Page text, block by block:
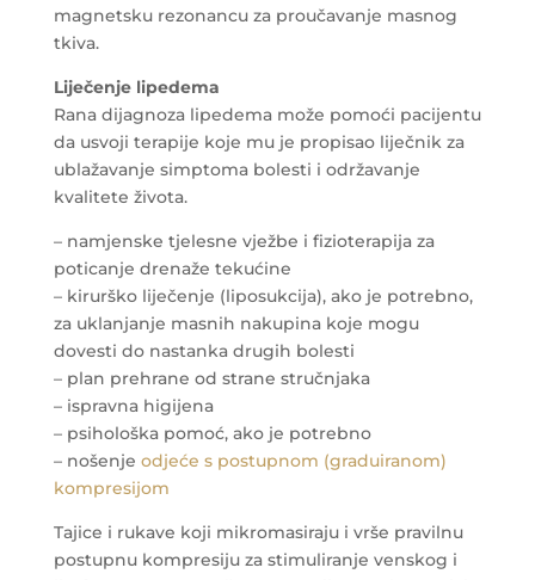
magnetsku rezonancu za proučavanje masnog
tkiva.
Liječenje lipedema
Rana dijagnoza lipedema može pomoći pacijentu
da usvoji terapije koje mu je propisao liječnik za
ublažavanje simptoma bolesti i održavanje
kvalitete života.
– namjenske tjelesne vježbe i fizioterapija za
poticanje drenaže tekućine
– kirurško liječenje (liposukcija), ako je potrebno,
za uklanjanje masnih nakupina koje mogu
dovesti do nastanka drugih bolesti
– plan prehrane od strane stručnjaka
– ispravna higijena
– psihološka pomoć, ako je potrebno
– nošenje odjeće s postupnom (graduiranom)
kompresijom
Tajice i rukave koji mikromasiraju i vrše pravilnu
postupnu kompresiju za stimuliranje venskog i